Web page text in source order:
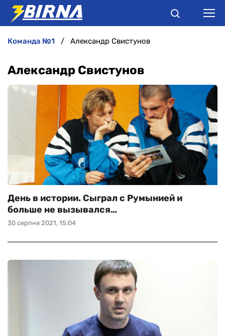
ІНТЕРВ'Ю
РІЗНЕ
БУКМЕКЕРИ
команда №1 Александр Свистунов
Александр Свистунов
30 серпня 2021, 15:04
День в истории. Сыграл с Румынией и
больше не вызывался…